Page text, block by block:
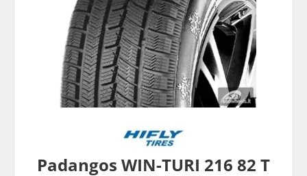
Padangos WIN-TURI 216 82 T